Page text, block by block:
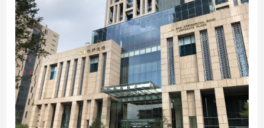
經/
股
市
房
地
產
品